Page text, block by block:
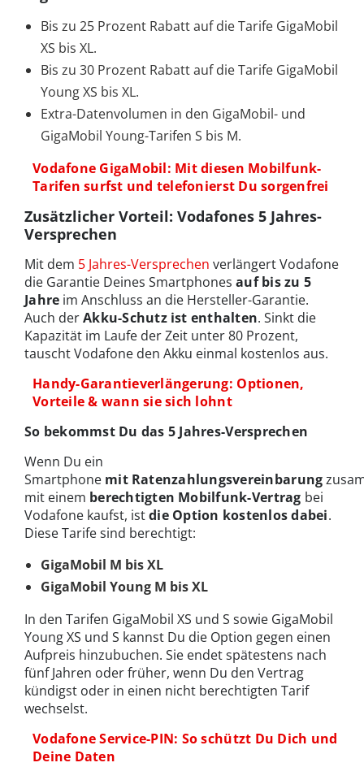
Bis zu 25 Prozent Rabatt auf die Tarife GigaMobil
XS bis XL.
Bis zu 30 Prozent Rabatt auf die Tarife GigaMobil
Young XS bis XL.
Extra-Datenvolumen in den GigaMobil- und
GigaMobil Young-Tarifen S bis M.
Vodafone GigaMobil: Mit diesen Mobilfunk-
Tarifen surfst und telefonierst Du sorgenfrei
Zusätzlicher Vorteil: Vodafones 5 Jahres-
Versprechen
Mit dem 5 Jahres-Versprechen verlängert Vodafone
die Garantie Deines Smartphones auf bis zu 5
Jahre im Anschluss an die Hersteller-Garantie.
Auch derAkku-Schutz ist enthalten. Sinkt die
Kapazität im Laufe der Zeit unter 80 Prozent,
tauscht Vodafone den Akku einmal kostenlos aus.
Handy-Garantieverlängerung: Optionen,
Vorteile & wann sie sich lohnt
So bekommst Du das 5 Jahres-Versprechen
Wenn Du ein
Smartphone mit Ratenzahlungsvereinbarung
mit einem berechtigten Mobilfunk-Vertrag bei
Vodafone kaufst, istdie Option kostenlos dabei.
Diese Tarife sind berechtigt:
GigaMobil M bis XL
GigaMobil Young M bis XL
In den Tarifen GigaMobil XS und S sowie GigaMobil
Young XS und S kannst Du die Option gegen einen
Aufpreis hinzubuchen. Sie endet spätestens nach
fünf Jahren oder früher, wenn Du den Vertrag
kündigst oder in einen nicht berechtigten Tarif
wechselst.
Vodafone Service-PIN: So schützt Du Dich und
Deine Daten